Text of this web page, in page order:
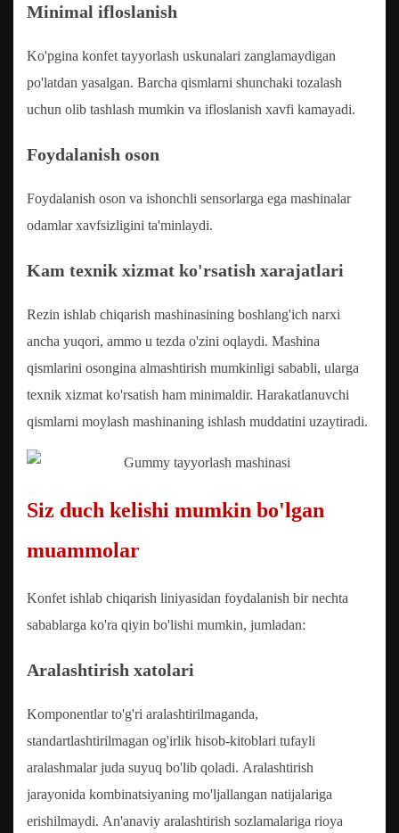
Minimal ifloslanish
Ko'pgina konfet tayyorlash uskunalari zanglamaydigan
po'latdan yasalgan. Barcha qismlarni shunchaki tozalash
uchun olib tashlash mumkin va ifloslanish xavfi kamayadi.
Foydalanish oson
Foydalanish oson va ishonchli sensorlarga ega mashinalar
odamlar xavfsizligini ta'minlaydi.
Kam texnik xizmat ko'rsatish xarajatlari
Rezin ishlab chiqarish mashinasining boshlang'ich narxi
ancha yuqori, ammo u tezda o'zini oqlaydi. Mashina
qismlarini osongina almashtirish mumkinligi sababli, ularga
texnik xizmat ko'rsatish ham minimaldir. Harakatlanuvchi
qismlarni moylash mashinaning ishlash muddatini uzaytiradi.
Siz duch kelishi mumkin bo'lgan
muammolar
Konfet ishlab chiqarish liniyasidan foydalanish bir nechta
sabablarga ko'ra qiyin bo'lishi mumkin, jumladan:
Aralashtirish xatolari
Komponentlar to'g'ri aralashtirilmaganda,
standartlashtirilmagan og'irlik hisob-kitoblari tufayli
aralashmalar juda suyuq bo'lib qoladi. Aralashtirish
jarayonida kombinatsiyaning mo'ljallangan natijalariga
erishilmaydi. An'anaviy aralashtirish sozlamalariga rioya